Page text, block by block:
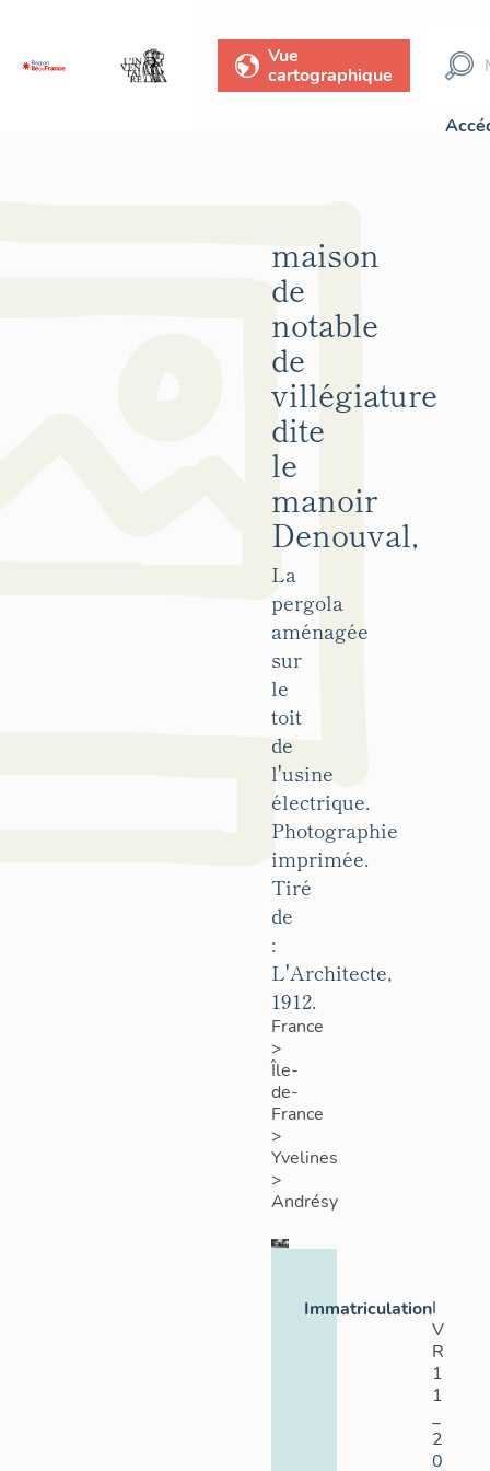
Vue
cartographique
maison
de
notable
de
villégiature
dite
le
manoir
Denouval,
La
pergola
aménagée
sur
le
toit
de
l'usine
électrique.
Photographie
imprimée.
Tiré
de
:
L'Architecte,
1912.
France
>
Île-
de-
France
>
Yvelines
>
Andrésy
ImmatriculationI
V
R
1
1
_
2
0